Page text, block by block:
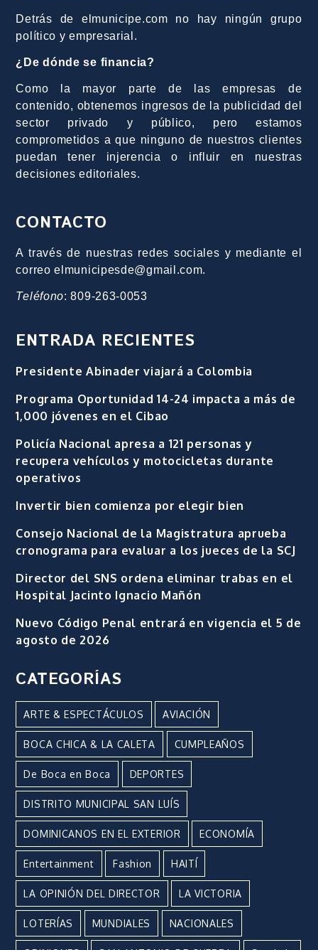
Detrás de elmunicipe.com no hay ningún grupo
político y empresarial.
¿De dónde se financia?
Como la mayor parte de las empresas de
contenido, obtenemos ingresos de la publicidad del
sector privado y público, pero estamos
comprometidos a que ninguno de nuestros clientes
puedan tener injerencia o influir en nuestras
decisiones editoriales.
CONTACTO
A través de nuestras redes sociales y mediante el
correo elmunicipesde@gmail.com.
Teléfono: 809-263-0053
ENTRADA RECIENTES
Presidente Abinader viajará a Colombia
Programa Oportunidad 14-24 impacta a más de
1,000 jóvenes en el Cibao
Policía Nacional apresa a 121 personas y
recupera vehículos y motocicletas durante
operativos
Invertir bien comienza por elegir bien
Consejo Nacional de la Magistratura aprueba
cronograma para evaluar a los jueces de la SCJ
Director del SNS ordena eliminar trabas en el
Hospital Jacinto Ignacio Mañón
Nuevo Código Penal entrará en vigencia el 5 de
agosto de 2026
CATEGORÍAS
ARTE & ESPECTÁCULOS AVIACIÓN
BOCA CHICA & LA CALETA CUMPLEAÑOS
De Boca en Boca DEPORTES
DISTRITO MUNICIPAL SAN LUÍS
DOMINICANOS EN EL EXTERIOR ECONOMÍA
Entertainment Fashion HAITÍ
LA OPINIÓN DEL DIRECTOR LA VICTORIA
LOTERÍAS MUNDIALES NACIONALES